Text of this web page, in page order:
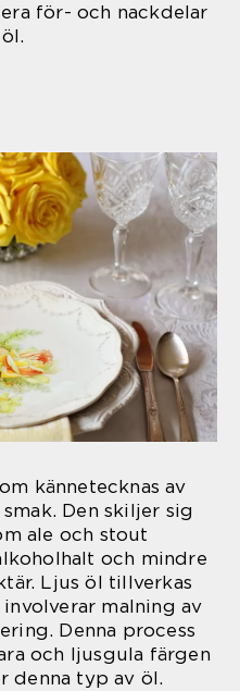
för- och nackdelar
kännetecknas av
Den skiljer sig
ale och stout
och mindre
Ljus öl tillverkas
malning av
Denna process
och ljusgula färgen
denna typ av öl.